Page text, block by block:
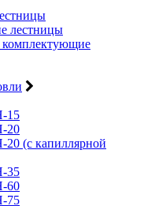
лестницы
15
20
(с капиллярной
35
60
75